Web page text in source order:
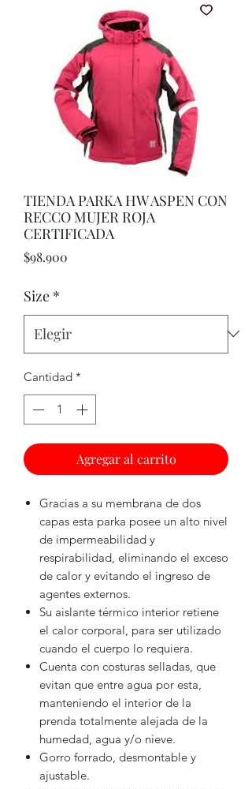
TIENDA PARKA HW ASPEN CON
RECCO MUJER ROJA
CERTIFICADA
$98.900
Size *
Cantidad *
Agregar al carrito
Gracias a su membrana de dos
capas esta parka posee un alto nivel
de impermeabilidad y
respirabilidad, eliminando el exceso
de calor y evitando el ingreso de
agentes externos.
Su aislante térmico interior retiene
el calor corporal, para ser utilizado
cuando el cuerpo lo requiera.
Cuenta con costuras selladas, que
evitan que entre agua por esta,
manteniendo el interior de la
prenda totalmente alejada de la
humedad, agua y/o nieve.
Gorro forrado, desmontable y
ajustable.